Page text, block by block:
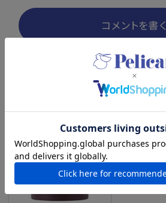
コメントを書く
最近チェックした商品